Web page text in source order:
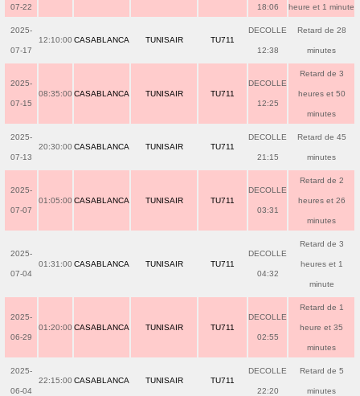
07-22 18:06 heure et 1 minute
2025-
07-17
12:10:00 CASABLANCA TUNISAIR TU711
DECOLLE
12:38
Retard de 28
minutes
2025-
07-15
08:35:00 CASABLANCA TUNISAIR TU711
DECOLLE
12:25
Retard de 3
heures et 50
minutes
2025-
07-13
20:30:00 CASABLANCA TUNISAIR TU711
DECOLLE
21:15
Retard de 45
minutes
2025-
07-07
01:05:00 CASABLANCA TUNISAIR TU711
DECOLLE
03:31
Retard de 2
heures et 26
minutes
2025-
07-04
01:31:00 CASABLANCA TUNISAIR TU711
DECOLLE
04:32
Retard de 3
heures et 1
minute
2025-
06-29
01:20:00 CASABLANCA TUNISAIR TU711
DECOLLE
02:55
Retard de 1
heure et 35
minutes
2025-
06-04
22:15:00 CASABLANCA TUNISAIR TU711
DECOLLE
22:20
Retard de 5
minutes